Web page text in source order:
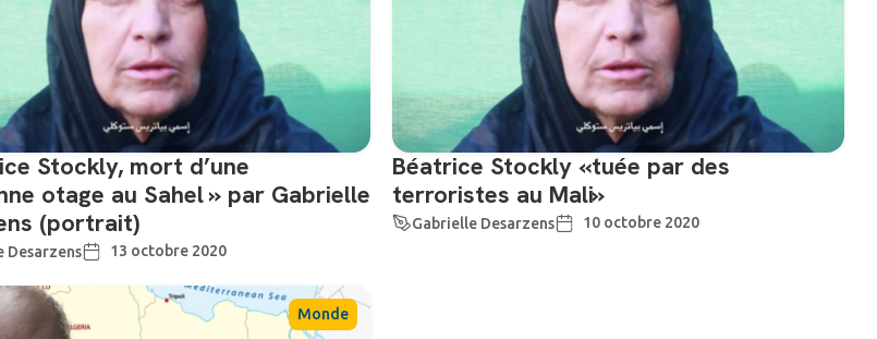
Stockly, mort d’une
otage au Sahel » par Gabrielle
(portrait)
Desarzens 13 octobre 2020
Béatrice Stockly «tuée par des
terroristes au Mali»
Gabrielle Desarzens 10 octobre 2020
Monde